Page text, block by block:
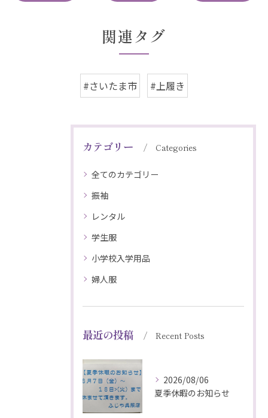
関連タグ
#さいたま市 #上履き
カテゴリー Categories
全てのカテゴリー
振袖
レンタル
学生服
小学校入学用品
婦人服
最近の投稿 Recent Posts
2026/08/06
夏季休暇のお知らせ